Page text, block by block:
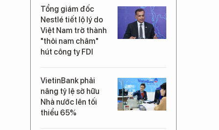
Tổng giám đốc
Nestlé tiết lộ lý do
Việt Nam trở thành
"thỏi nam châm"
hút công ty FDI
VietinBank phải
nâng tỷ lệ sở hữu
Nhà nước lên tối
thiểu 65%